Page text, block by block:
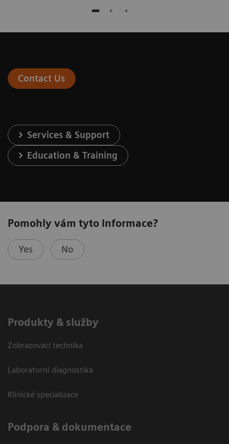
Contact Us
Services & Support
Education & Training
Pomohly vám tyto informace?
Yes No
Produkty & služby
Zobrazovací technika
Laboratorní diagnostika
Klinické specializace
Podpora & dokumentace